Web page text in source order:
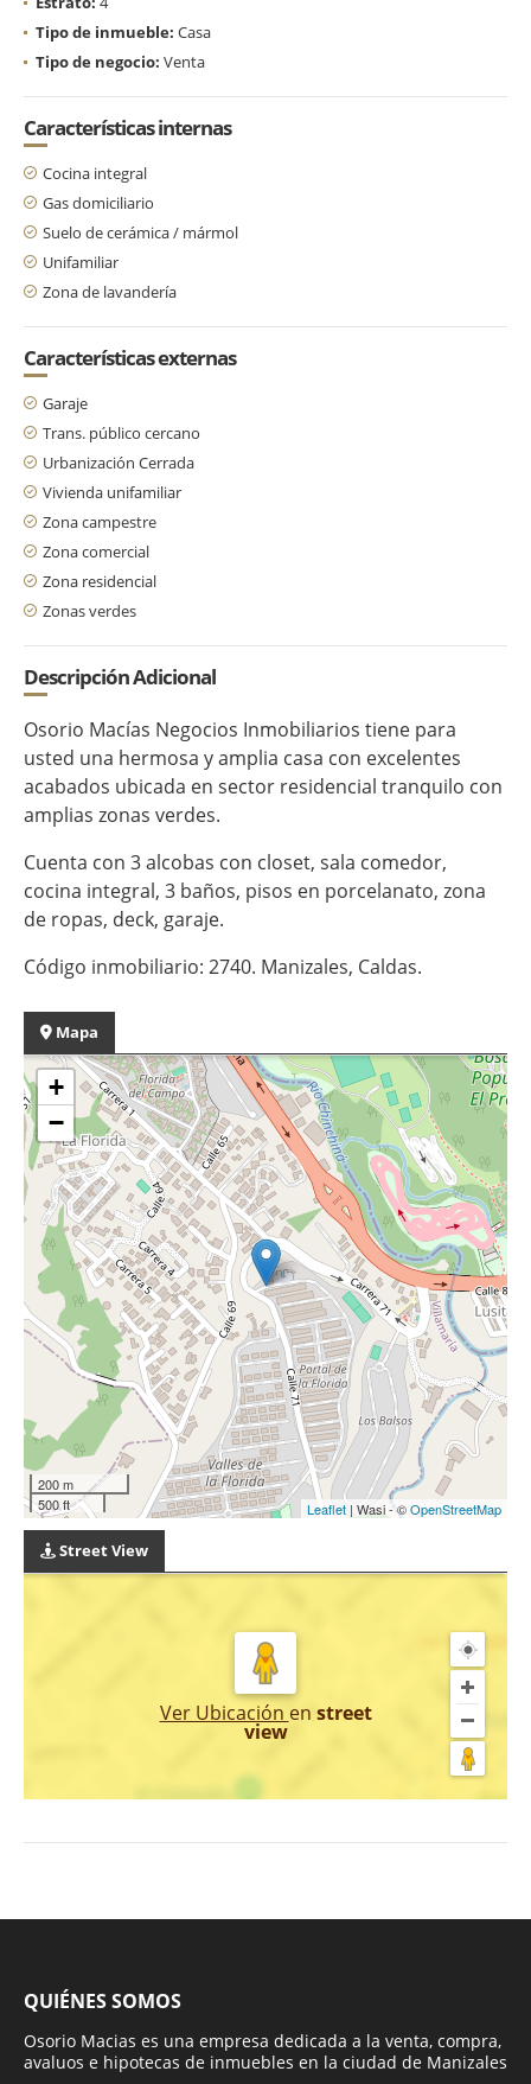
Tipo de inmueble: Casa
Tipo de negocio: Venta
Características internas
Cocina integral
Gas domiciliario
Suelo de cerámica / mármol
Unifamiliar
Zona de lavandería
Características externas
Garaje
Trans. público cercano
Urbanización Cerrada
Vivienda unifamiliar
Zona campestre
Zona comercial
Zona residencial
Zonas verdes
Descripción Adicional
Osorio Macías Negocios Inmobiliarios tiene para
usted una hermosa y amplia casa con excelentes
acabados ubicada en sector residencial tranquilo con
amplias zonas verdes.
Cuenta con 3 alcobas con closet, sala comedor,
cocina integral, 3 baños, pisos en porcelanato, zona
de ropas, deck, garaje.
Código inmobiliario: 2740. Manizales, Caldas.
Mapa
+
−
200 m
500 ft
Leaflet | Wasi - ©OpenStreetMap
Street View
Ver Ubicación en street
view
QUIÉNES SOMOS
Osorio Macias es una empresa dedicada a la venta, compra,
avaluos e hipotecas de inmuebles en la ciudad de Manizales